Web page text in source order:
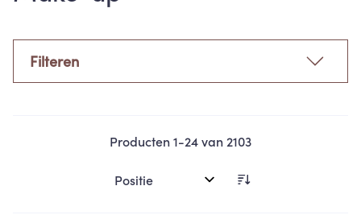
Filteren
Producten1-24van 2103
Sorteer op: